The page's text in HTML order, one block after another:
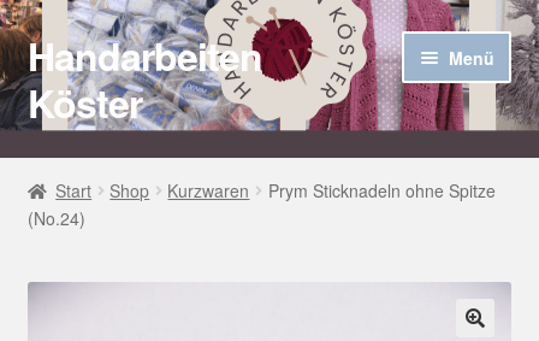
Zur
Navigation
springen
Zum
Inhalt
springen
Handarbeiten
Köster
Menü
Startseite
Über uns
Aktuelles
Start Shop Kurzwaren
Prym Sticknadeln ohne Spitze
(No.24)